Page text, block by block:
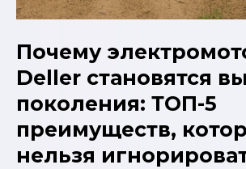
Почему
Deller становятся
поколения: ТОП-5
преимуществ,
нельзя